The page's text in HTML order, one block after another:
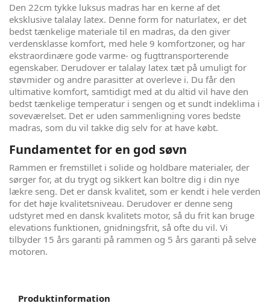
Den 22cm tykke luksus madras har en kerne af det
eksklusive talalay latex. Denne form for naturlatex, er det
bedst tænkelige materiale til en madras, da den giver
verdensklasse komfort, med hele 9 komfortzoner, og har
ekstraordinære gode varme- og fugttransporterende
egenskaber. Derudover er talalay latex tæt på umuligt for
støvmider og andre parasitter at overleve i. Du får den
ultimative komfort, samtidigt med at du altid vil have den
bedst tænkelige temperatur i sengen og et sundt indeklima i
soveværelset. Det er uden sammenligning vores bedste
madras, som du vil takke dig selv for at have købt.
Fundamentet for en god søvn
Rammen er fremstillet i solide og holdbare materialer, der
sørger for, at du trygt og sikkert kan boltre dig i din nye
lækre seng. Det er dansk kvalitet, som er kendt i hele verden
for det høje kvalitetsniveau. Derudover er denne seng
udstyret med en dansk kvalitets motor, så du frit kan bruge
elevations funktionen, gnidningsfrit, så ofte du vil. Vi
tilbyder 15 års garanti på rammen og 5 års garanti på selve
motoren.
Produktinformation